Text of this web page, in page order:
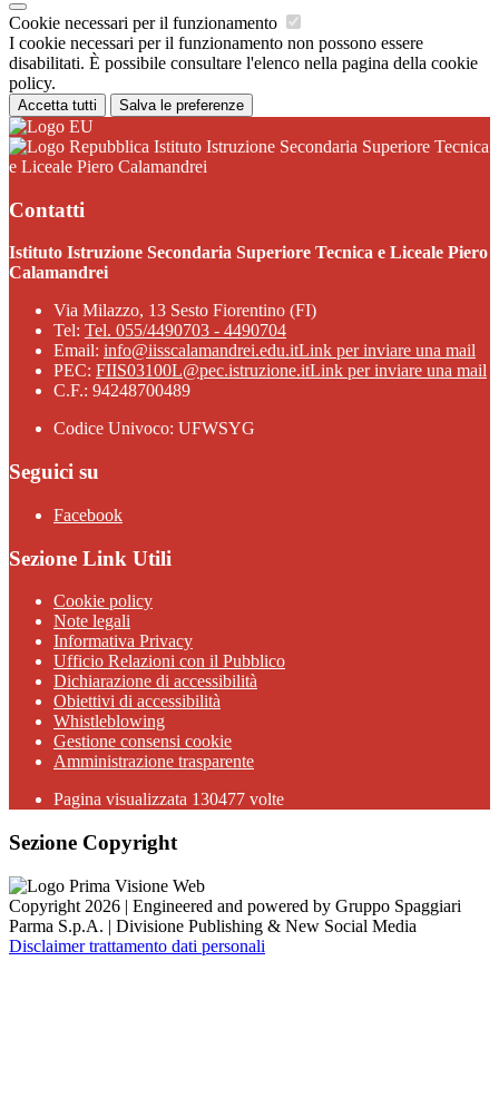
Cookie necessari per il funzionamento
I cookie necessari per il funzionamento non possono essere
disabilitati. È possibile consultare l'elenco nella pagina della cookie
policy.
Accetta tutti Salva le preferenze
Istituto Istruzione Secondaria Superiore Tecnica
e Liceale Piero Calamandrei
Contatti
Istituto Istruzione Secondaria Superiore Tecnica e Liceale Piero
Calamandrei
Via Milazzo, 13 Sesto Fiorentino (FI)
Tel: Tel. 055/4490703 - 4490704
Email: info@iisscalamandrei.edu.itLink per inviare una mail
PEC: FIIS03100L@pec.istruzione.itLink per inviare una mail
C.F.: 94248700489
Codice Univoco: UFWSYG
Seguici su
Facebook
Sezione Link Utili
Cookie policy
Note legali
Informativa Privacy
Ufficio Relazioni con il Pubblico
Dichiarazione di accessibilità
Obiettivi di accessibilità
Whistleblowing
Gestione consensi cookie
Amministrazione trasparente
Pagina visualizzata 130477 volte
Sezione Copyright
Copyright 2026 | Engineered and powered by Gruppo Spaggiari
Parma S.p.A. | Divisione Publishing & New Social Media
Disclaimer trattamento dati personali